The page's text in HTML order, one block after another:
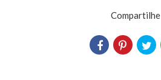
Compartilhe